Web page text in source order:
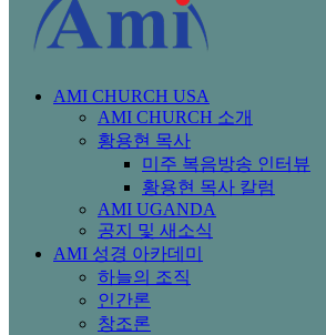
AMI CHURCH USA
AMI CHURCH 소개
황용현 목사
미주 복음방송 인터뷰
황용현 목사 칼럼
AMI UGANDA
공지 및 새소식
AMI 성경 아카데미
하늘의 조직
인간론
창조론